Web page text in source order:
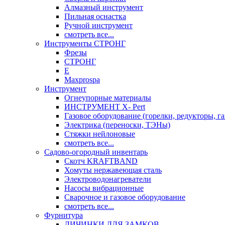
Алмазный инструмент
Пильная оснастка
Ручной инструмент
смотреть все...
Инструменты СТРОНГ
Фрезы
СТРОНГ
Е
Maxprospa
Инструмент
Огнеупорные материалы
ИНСТРУМЕНТ X- Pert
Газовое оборудование (горелки, редукторы,
Электрика (переноски, ТЭНы)
Стяжки нейлоновые
смотреть все...
Садово-огородный инвентарь
Скотч KRAFTBAND
Хомуты нержавеющая сталь
Электроводонагреватели
Насосы вибрационные
Сварочное и газовое оборудование
смотреть все...
Фурнитура